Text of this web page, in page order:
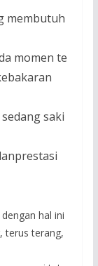
membutuh
momen te
saki
hal ini
terus terang,